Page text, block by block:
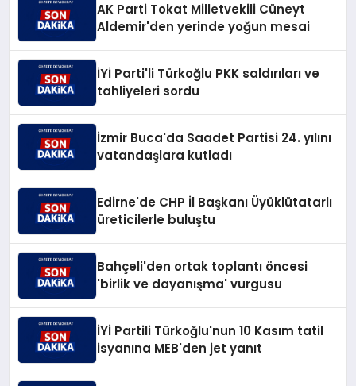
AK Parti Tokat Milletvekili Cüneyt
Aldemir'den yerinde yoğun mesai
İYİ Parti'li Türkoğlu PKK saldırıları ve
tahliyeleri sordu
İzmir Buca'da Saadet Partisi 24. yılını
vatandaşlara kutladı
Edirne'de CHP İl Başkanı Üyüklütatarlı
üreticilerle buluştu
Bahçeli'den ortak toplantı öncesi
'birlik ve dayanışma' vurgusu
İYİ Partili Türkoğlu'nun 10 Kasım tatil
isyanına MEB'den jet yanıt